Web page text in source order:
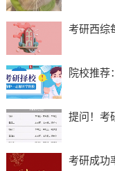
考研西综
院校推荐
提问！考
考研成功